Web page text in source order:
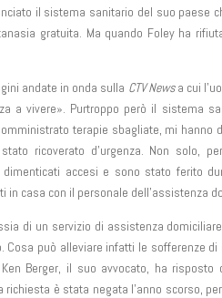
il sistema sanitario del suo paese
gratuita. Ma quando Foley ha
andate in onda sulla CTV Newsa cui
vivere». Purtroppo però il sistema
terapie sbagliate, mi hanno
ricoverato d’urgenza. Non solo,
accesi e sono stato ferito
casa con il personale dell’assistenza
di un servizio di assistenza
può alleviare infatti le sofferenze di
Berger, il suo avvocato, ha risposto
è stata negata l’anno scorso,